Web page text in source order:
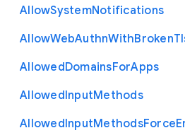
AllowSystemNotifications
AllowWebAuthnWithBroken
AllowedDomainsForApps
AllowedInputMethods
AllowedInputMethodsForce